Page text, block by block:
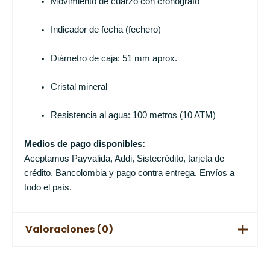
Indicador de fecha (fechero)
Diámetro de caja: 51 mm aprox.
Cristal mineral
Resistencia al agua: 100 metros (10 ATM)
Medios de pago disponibles:
Aceptamos Payvalida, Addi, Sistecrédito, tarjeta de
crédito, Bancolombia y pago contra entrega. Envíos a
todo el país.
Valoraciones (0)